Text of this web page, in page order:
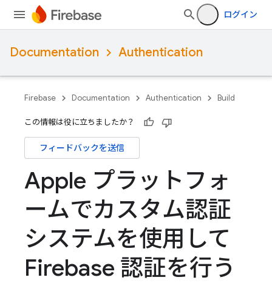
ログイン
Documentation Authentication
Firebase Documentation Authentication Build
この情報は役に立ちましたか？
フィードバックを送信
Apple プラットフォ
ームでカスタム認証
システムを使用して
Firebase 認証を行う